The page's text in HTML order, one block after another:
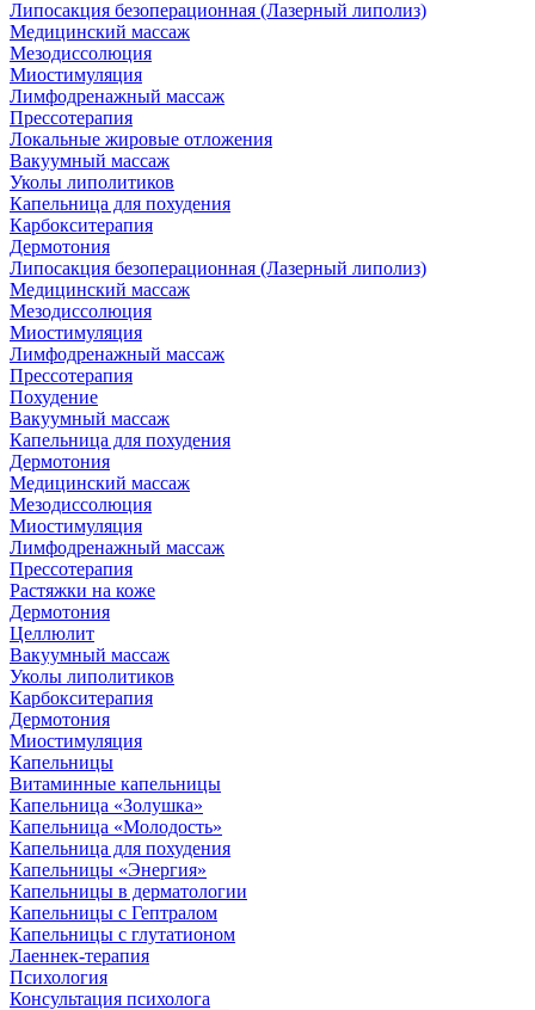
Липосакция безоперационная (Лазерный липолиз)
Медицинский массаж
Мезодиссолюция
Миостимуляция
Лимфодренажный массаж
Прессотерапия
Локальные жировые отложения
Вакуумный массаж
Уколы липолитиков
Капельница для похудения
Карбокситерапия
Дермотония
Липосакция безоперационная (Лазерный липолиз)
Медицинский массаж
Мезодиссолюция
Миостимуляция
Лимфодренажный массаж
Прессотерапия
Похудение
Вакуумный массаж
Капельница для похудения
Дермотония
Медицинский массаж
Мезодиссолюция
Миостимуляция
Лимфодренажный массаж
Прессотерапия
Растяжки на коже
Дермотония
Целлюлит
Вакуумный массаж
Уколы липолитиков
Карбокситерапия
Дермотония
Миостимуляция
Капельницы
Витаминные капельницы
Капельница «Золушка»
Капельница «Молодость»
Капельница для похудения
Капельницы «Энергия»
Капельницы в дерматологии
Капельницы с Гептралом
Капельницы с глутатионом
Лаеннек-терапия
Психология
Консультация психолога